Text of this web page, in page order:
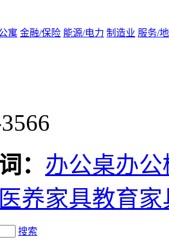
寓 金融/保险 能源/电力 制造业 服务/
： 办公桌办公
医养家具教育家
搜索